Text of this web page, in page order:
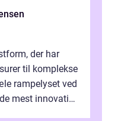
der har
til komplekse
rampelyset ved
mest innovative